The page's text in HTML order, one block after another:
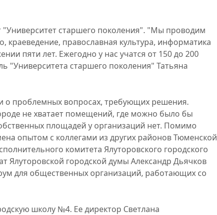
"Университет старшего поколения". "Мы проводим
краеведение, православная культура, информатика
пяти лет. Ежегодно у нас учатся от 150 до 200
"Университета старшего поколения" Татьяна
о проблемных вопросах, требующих решения.
не хватает помещений, где можно было бы
площадей у организаций нет. Помимо
опытом с коллегами из других районов Тюменской
комитета Ялуторовского городского
Ялуторовской городской думы Александр Дьячков
для общественных организаций, работающих со
школу №4. Ее директор Светлана